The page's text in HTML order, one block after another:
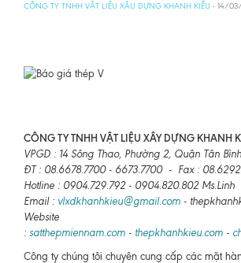
CÔNG TY TNHH VẬT LIỆU XÂU DỰNG KHANH KIỀU - 14/
CÔNG TY TNHH VẬT LIỆU XÂY DỰNG KHANH
VPGD : 14 Sông Thao, Phường 2, Quận Tân
ĐT : 08.6678.7700 - 6673.7700 - Fax :
Hotline : 0904.729.792 - 0904.820.802 Ms.Linh
Email : vlxdkhanhkieu@gmail.com -
Website
: satthepmiennam.com - thepkhanhkieu.com -
Công ty chúng tôi chuyên cung cấp các mặt